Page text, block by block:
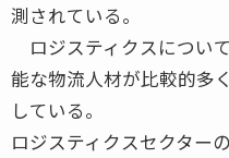
測されている。
ロジスティクスについ
能な物流人材が比較的多
している。
ロジスティクスセクター